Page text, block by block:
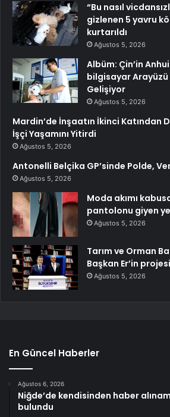
“Bu nasıl
gizlenen 5 yavru
kurtarıldı
Ağustos 5, 2026
Albüm: Çin’in
bilgisayar Arayüzü
Gelişiyor
Ağustos 5, 2026
Mardin’de İnşaatın İkinci Katından
İşçi Yaşamını Yitirdi
Ağustos 5, 2026
Antonelli Belçika GP’sinde Polde,
Ağustos 5, 2026
Moda akımı
pantolonu giyen
Ağustos 5, 2026
Tarım ve Orman
Başkan Er’in
Ağustos 5, 2026
En Güncel Haberler
Ağustos 6, 2026
Niğde’de kendisinden haber
bulundu